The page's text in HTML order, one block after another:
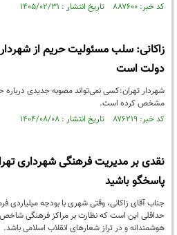
کد خبر: ۸۸۷۶۰۰ تاریخ انتشار : ۱۴۰۵/۰۲/۳۱
زاکانی: سلب مسئولیت حریم از
دولت است
شهردار تهران:کسی نمی‌تواند مصوبه جدیدی درباره
مشخص کرده است.
کد خبر: ۸۷۶۲۱۹ تاریخ انتشار : ۱۴۰۴/۰۸/۰۸
نقدی بر مدیریت فرهنگی شهرداری
پاسخگو باشید
جناب آقای زاکانی، وقتی شهری با بودجه‌ میلیاردی
حداقلی این است که نظارت بر مراکز فرهنگی شاخص
هوشمندانه و در تراز شعارهای انقلاب اسلامی باشد.